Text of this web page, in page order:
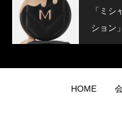
「ミ
ション
HOME